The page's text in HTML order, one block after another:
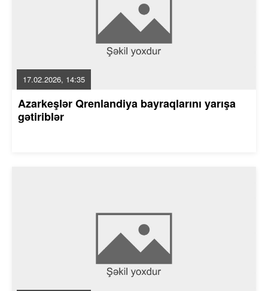
17.02.2026, 14:35
Azarkeşlər Qrenlandiya bayraqlarını yarışa
gətiriblər